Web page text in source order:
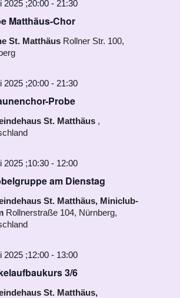
Matthäus-Chor
2025 ;20:00 - 21:30
St. Matthäus Rollner Str. 100,
Probe
2025 ;20:00 - 21:30
St. Matthäus ,
am Dienstag
2025 ;10:30 - 12:00
St. Matthäus, Miniclub-
Rollnerstraße 104, Nürnberg,
3/6
2025 ;12:00 - 13:00
St. Matthäus,